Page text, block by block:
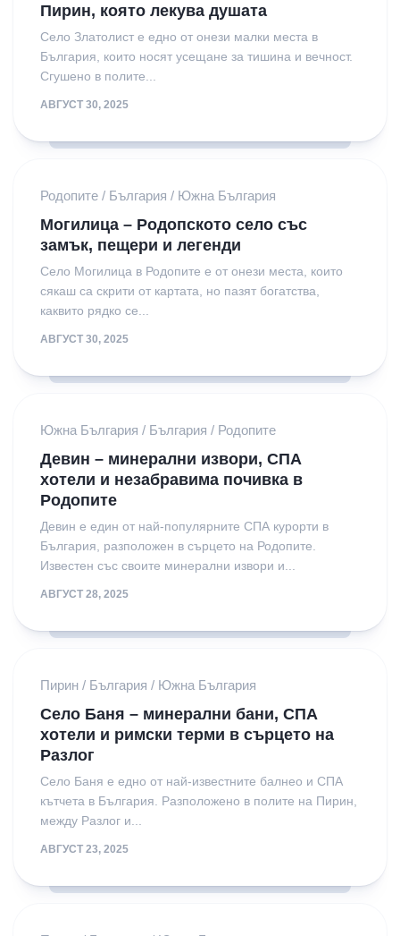
Пирин, която лекува душата
Село Златолист е едно от онези малки места в
България, които носят усещане за тишина и вечност.
Сгушено в полите...
АВГУСТ 30, 2025
Родопите / България / Южна България
Могилица – Родопското село със
замък, пещери и легенди
Село Могилица в Родопите е от онези места, които
сякаш са скрити от картата, но пазят богатства,
каквито рядко се...
АВГУСТ 30, 2025
Южна България / България / Родопите
Девин – минерални извори, СПА
хотели и незабравима почивка в
Родопите
Девин е един от най-популярните СПА курорти в
България, разположен в сърцето на Родопите.
Известен със своите минерални извори и...
АВГУСТ 28, 2025
Пирин / България / Южна България
Село Баня – минерални бани, СПА
хотели и римски терми в сърцето на
Разлог
Село Баня е едно от най-известните балнео и СПА
кътчета в България. Разположено в полите на Пирин,
между Разлог и...
АВГУСТ 23, 2025